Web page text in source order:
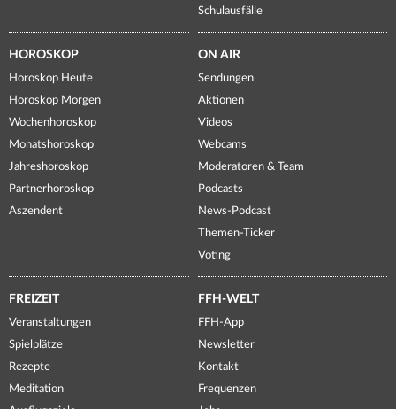
Schulausfälle
HOROSKOP
Horoskop Heute
Horoskop Morgen
Wochenhoroskop
Monatshoroskop
Jahreshoroskop
Partnerhoroskop
Aszendent
ON AIR
Sendungen
Aktionen
Videos
Webcams
Moderatoren & Team
Podcasts
News-Podcast
Themen-Ticker
Voting
FREIZEIT
Veranstaltungen
Spielplätze
Rezepte
Meditation
FFH-WELT
FFH-App
Newsletter
Kontakt
Frequenzen